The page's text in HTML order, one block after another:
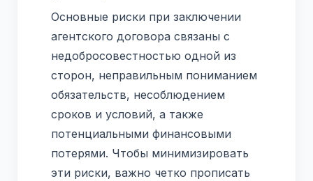
Основные риски при заключении
агентского договора связаны с
недобросовестностью одной из
сторон, неправильным пониманием
обязательств, несоблюдением
сроков и условий, а также
потенциальными финансовыми
потерями. Чтобы минимизировать
эти риски, важно четко прописать